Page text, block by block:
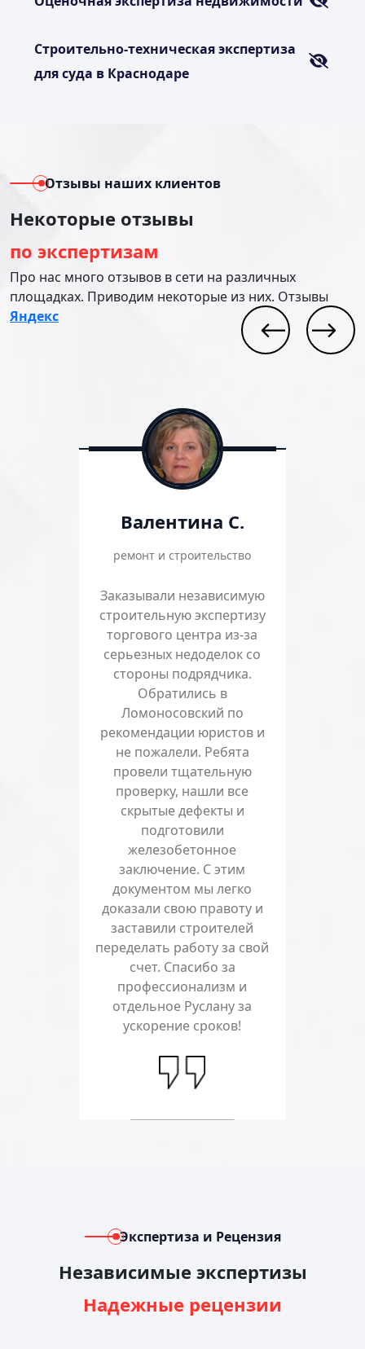
Строительно-техническая экспертиза
для суда в Краснодаре
Отзывы наших клиентов
Некоторые отзывы
по экспертизам
Про нас много отзывов в сети на различных
площадках. Приводим некоторые из них. Отзывы
Яндекс
Валентина С.
ремонт и строительство
Заказывали независимую
строительную экспертизу
торгового центра из-за
серьезных недоделок со
стороны подрядчика.
Обратились в
Ломоносовский по
рекомендации юристов и
не пожалели. Ребята
провели тщательную
проверку, нашли все
скрытые дефекты и
подготовили
железобетонное
заключение. С этим
документом мы легко
доказали свою правоту и
заставили строителей
переделать работу за свой
счет. Спасибо за
профессионализм и
отдельное Руслану за
ускорение сроков!
Экспертиза и Рецензия
Независимые экспертизы
Надежные рецензии